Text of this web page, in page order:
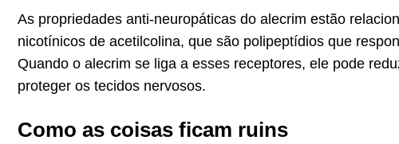
As propriedades anti-neuropáticas do alecrim estão
nicotínicos de acetilcolina, que são polipeptídios que
Quando o alecrim se liga a esses receptores, ele pode
proteger os tecidos nervosos.
Como as coisas ficam ruins